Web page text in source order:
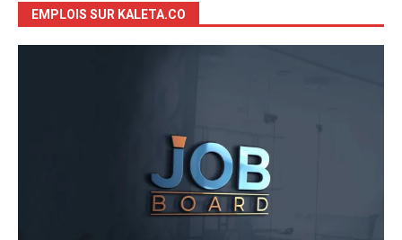
EMPLOIS SUR KALETA.CO